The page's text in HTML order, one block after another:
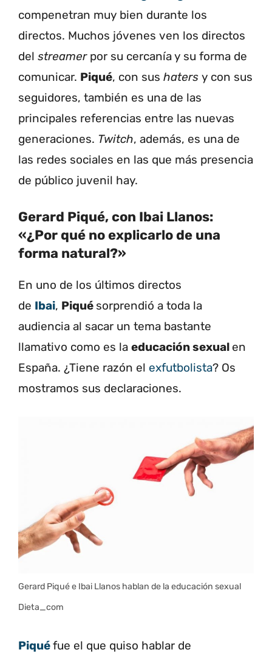
compenetran muy bien durante los
directos. Muchos jóvenes ven los directos
del streamer por su cercanía y su forma de
comunicar. Piqué, con sus haters y con sus
seguidores, también es una de las
principales referencias entre las nuevas
generaciones. Twitch, además, es una de
las redes sociales en las que más presencia
de público juvenil hay.
Gerard Piqué, con Ibai Llanos:
«¿Por qué no explicarlo de una
forma natural?»
En uno de los últimos directos
de Ibai, Piqué sorprendió a toda la
audiencia al sacar un tema bastante
llamativo como es la educación sexual en
España. ¿Tiene razón el exfutbolista? Os
mostramos sus declaraciones.
Gerard Piqué e Ibai Llanos hablan de la educación sexual
Dieta_com
Piquéfue el que quiso hablar de